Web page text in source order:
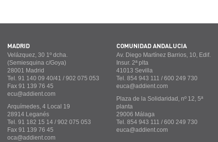
MADRID
Velázquez, 30 1º dcha.
(Semiesquina c/Goya)
28001 Madrid
Tel. 91 140 09 40/41 / 902 075 053
Fax 91 139 76 45
ecu@addient.com
Arquímedes, 4 Local 19
28914 Leganés
Tel. 91 182 15 14 / 902 075 053
Fax 91 139 76 45
oca@addient.com
COMUNIDAD ANDALUCÍA
Av. Diego Martínez Barrios, 10, Edif.
Insur. 2ª plta
41013 Sevilla
Tel. 854 943 111 / 600 249 730
euca@addient.com
Plaza de la Solidaridad, nº 12, 5ª
planta
29006 Málaga
Tel. 854 943 111 / 600 249 730
euca@addient.com